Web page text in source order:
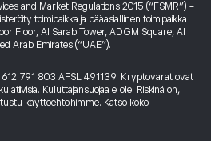
and Market Regulations 2015 (“FSMR”) -
toimipaikka ja pääasiallinen toimipaikka
Floor, Al Sarab Tower, ADGM Square, Al
Arab Emirates (“UAE”).
612 791 803 AFSL 491139. Kryptovarat ovat
Kuluttajansuojaa ei ole. Riskinä on,
käyttöehtoihimme. Katso koko